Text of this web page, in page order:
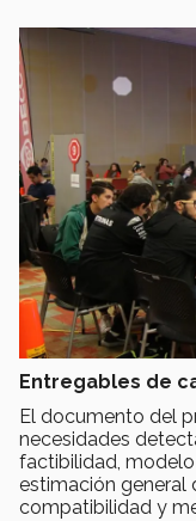
Entregables de
El documento del
necesidades
factibilidad,
estimación general
compatibilidad y